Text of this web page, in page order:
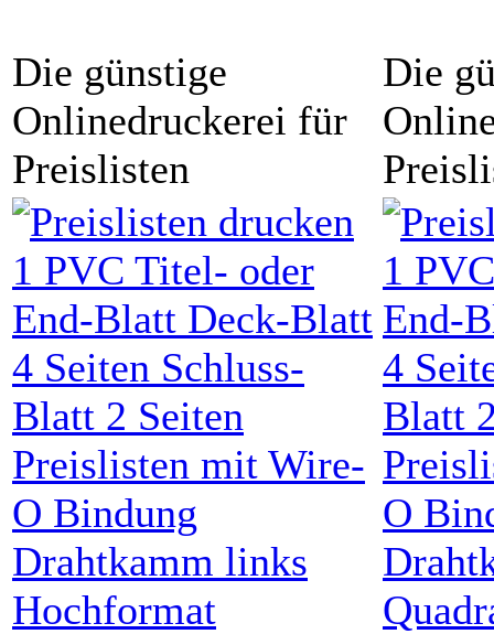
Die günstige
Onlinedruckerei für
Preislisten
Die